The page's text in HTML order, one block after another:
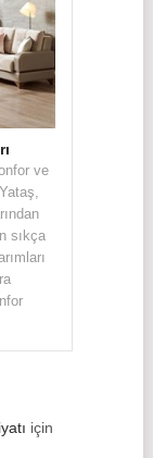
ve
sıkça
için